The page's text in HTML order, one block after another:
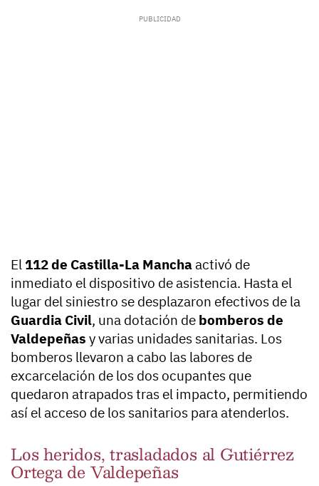
El 112 de Castilla-La Manchaactivó de
inmediato el dispositivo de asistencia. Hasta el
lugar del siniestro se desplazaron efectivos de la
Guardia Civil, una dotación de bomberos de
Valdepeñas y varias unidades sanitarias. Los
bomberos llevaron a cabo las labores de
excarcelación de los dos ocupantes que
quedaron atrapados tras el impacto, permitiendo
así el acceso de los sanitarios para atenderlos.
Los heridos, trasladados al Gutiérrez
Ortega de Valdepeñas